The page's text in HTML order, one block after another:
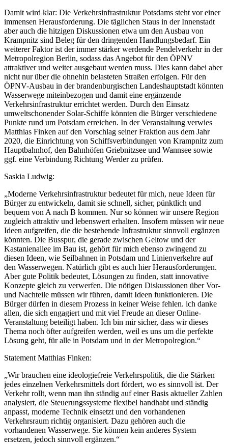
Damit wird klar: Die Verkehrsinfrastruktur Potsdams steht vor einer
immensen Herausforderung. Die täglichen Staus in der Innenstadt
aber auch die hitzigen Diskussionen etwa um den Ausbau von
Krampnitz sind Beleg für den dringenden Handlungsbedarf. Ein
weiterer Faktor ist der immer stärker werdende Pendelverkehr in der
Metropolregion Berlin, sodass das Angebot für den ÖPNV
attraktiver und weiter ausgebaut werden muss. Dies kann dabei aber
nicht nur über die ohnehin belasteten Straßen erfolgen. Für den
ÖPNV-Ausbau in der brandenburgischen Landeshauptstadt könnten
Wasserwege miteinbezogen und damit eine ergänzende
Verkehrsinfrastruktur errichtet werden. Durch den Einsatz
umweltschonender Solar-Schiffe könnten die Bürger verschiedene
Punkte rund um Potsdam erreichen. In der Veranstaltung verwies
Matthias Finken auf den Vorschlag seiner Fraktion aus dem Jahr
2020, die Einrichtung von Schiffsverbindungen von Krampnitz zum
Hauptbahnhof, den Bahnhöfen Griebnitzsee und Wannsee sowie
ggf. eine Verbindung Richtung Werder zu prüfen.
Saskia Ludwig:
„Moderne Verkehrsinfrastruktur bedeutet für mich, neue Ideen für
Bürger zu entwickeln, damit sie schnell, sicher, pünktlich und
bequem von A nach B kommen. Nur so können wir unsere Region
zugleich attraktiv und lebenswert erhalten. Insofern müssen wir neue
Ideen aufgreifen, die die bestehende Infrastruktur sinnvoll ergänzen
könnten. Die Busspur, die gerade zwischen Geltow und der
Kastanienallee im Bau ist, gehört für mich ebenso zwingend zu
diesen Ideen, wie Seilbahnen in Potsdam und Linienverkehre auf
den Wasserwegen. Natürlich gibt es auch hier Herausforderungen.
Aber gute Politik bedeutet, Lösungen zu finden, statt innovative
Konzepte gleich zu verwerfen. Die nötigen Diskussionen über Vor-
und Nachteile müssen wir führen, damit Ideen funktionieren. Die
Bürger dürfen in diesem Prozess in keiner Weise fehlen. ich danke
allen, die sich engagiert und mit viel Freude an dieser Online-
Veranstaltung beteiligt haben. Ich bin mir sicher, dass wir dieses
Thema noch öfter aufgreifen werden, weil es uns um die perfekte
Lösung geht, für alle in Potsdam und in der Metropolregion.“
Statement Matthias Finken:
„Wir brauchen eine ideologiefreie Verkehrspolitik, die die Stärken
jedes einzelnen Verkehrsmittels dort fördert, wo es sinnvoll ist. Der
Verkehr rollt, wenn man ihn ständig auf einer Basis aktueller Zahlen
analysiert, die Steuerungssysteme flexibel handhabt und ständig
anpasst, moderne Technik einsetzt und den vorhandenen
Verkehrsraum richtig organisiert. Dazu gehören auch die
vorhandenen Wasserwege. Sie können kein anderes System
ersetzen, jedoch sinnvoll ergänzen.“